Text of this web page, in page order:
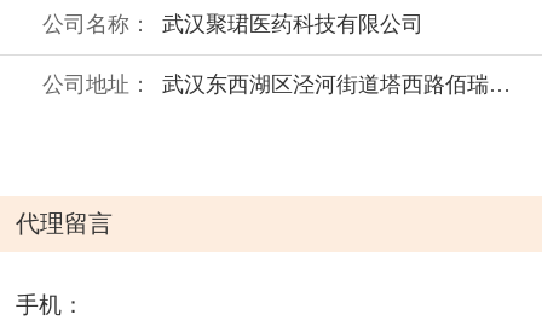
公司名称： 武汉聚珺医药科技有限公司
公司地址： 武汉东西湖区泾河街道塔西路佰瑞五环工业园五栋五层
代理留言
手机：